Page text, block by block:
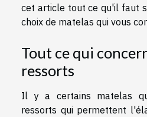
cet article tout ce qu'il faut
choix de matelas qui vous
Tout ce qui
ressorts
Il y a certains matelas
ressorts qui permettent